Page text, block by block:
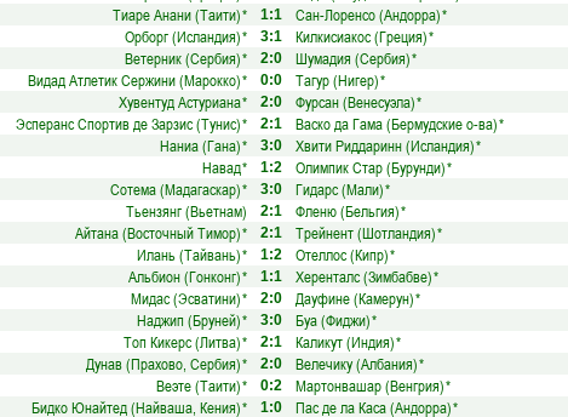
Тиаре Анани (Таити)* 1:1 Сан-Лоренсо (Андорра)*
Орборг (Исландия)* 3:1 Килкисиакос (Греция)*
Ветерник (Сербия)* 2:0 Шумадия (Сербия)*
Видад Атлетик Сержини (Марокко)* 0:0 Тагур (Нигер)*
Хувентуд Астуриана* 2:0 Фурсан (Венесуэла)*
Эсперанс Спортив де Зарзис (Тунис)* 2:1 Васко да Гама (Бермудские о-ва)*
Наниа (Гана)* 3:0 Хвити Риддаринн (Исландия)*
Навад* 1:2 Олимпик Стар (Бурунди)*
Сотема (Мадагаскар)* 3:0 Гидарс (Мали)*
Тьензян­г (Вьетнам)
2:1 Фленю (Бельгия)*
Айтана (Восточный Тимор)* 2:1 Трейнент (Шотландия)*
Илань (Тайвань)* 1:2 Отеллос (Кипр)*
Альбион (Гонконг)* 1:1 Херенталс (Зимбабве)*
Мидас (Эсватини)* 2:0 Дауфине (Камерун)*
Наджип (Бруней)* 3:0 Буа (Фиджи)*
Топ Кикерс (Литва)* 2:1 Каликут (Индия)*
Дунав (Прахово, Сербия)* 2:0 Велечику (Албания)*
Веэте (Таити)* 0:2 Мартонвашар (Венгрия)*
Бидко Юнайтед (Найваша, Кения)* 1:0 Пас де ла Каса (Андорра)*